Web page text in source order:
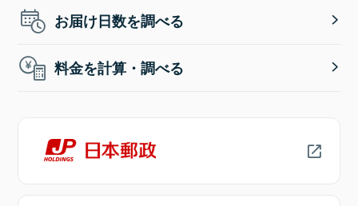
お届け日数を調べる
料金を計算・調べる